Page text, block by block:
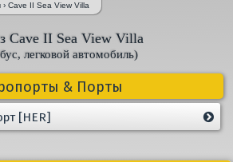
›Cave II Sea View Villa
Cave II Sea View Villa
легковой автомобиль)
& Порты
[HER]